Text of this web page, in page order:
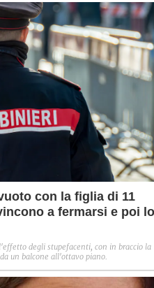
con la figlia di 11
a fermarsi e poi lo
degli stupefacenti, con in braccio la
un balcone all'ottavo piano.